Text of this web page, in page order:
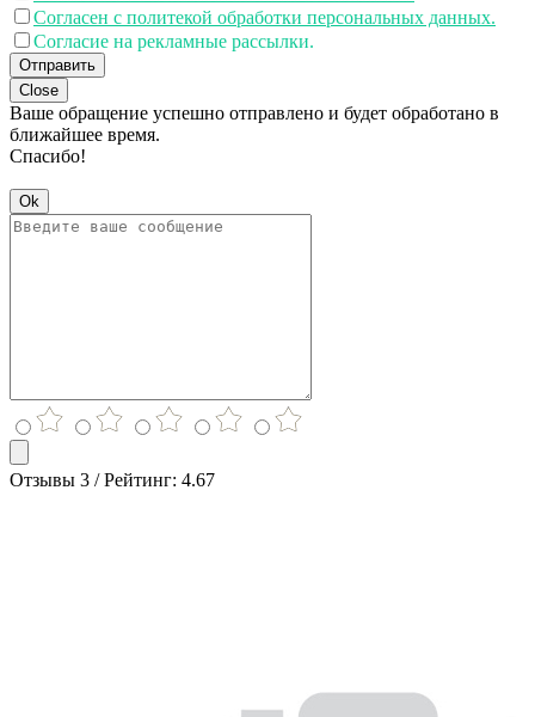
Согласен с политекой обработки персональных данных.
Согласие на рекламные рассылки.
Отправить
Close
Ваше обращение успешно отправлено и будет обработано в
ближайшее время.
Спасибо!
Ok
Отзывы 3 / Рейтинг: 4.67